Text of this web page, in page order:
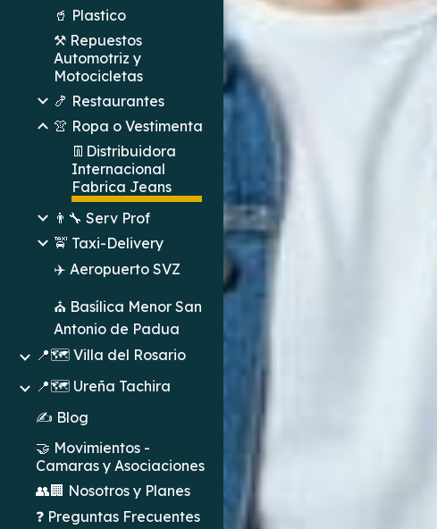
🥤 Plastico
⚒️ Repuestos
Automotriz y
Motocicletas
🍤 Restaurantes
👚 Ropa o Vestimenta
👖Distribuidora
Internacional
Fabrica Jeans
👨‍🔧 Serv Prof
🚖 Taxi-Delivery
✈️ Aeropuerto SVZ
⛪ Basílica Menor San
Antonio de Padua
📍🗺️ Villa del Rosario
📍🗺️ Ureña Tachira
✍️ Blog
🤝 Movimientos -
Camaras y Asociaciones
👥🏢 Nosotros y Planes
❓ Preguntas Frecuentes